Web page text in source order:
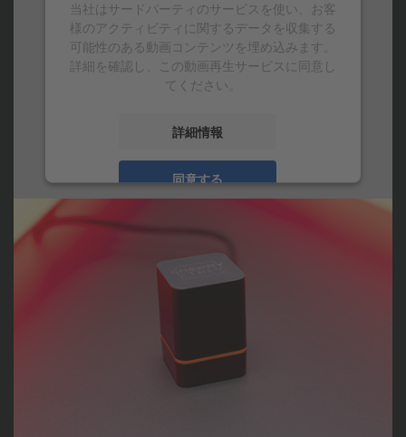
当社はサードパーティのサービスを使い、お客
様のアクティビティに関するデータを収集する
可能性のある動画コンテンツを埋め込みます。
詳細を確認し、この動画再生サービスに同意し
てください。
詳細情報
同意する